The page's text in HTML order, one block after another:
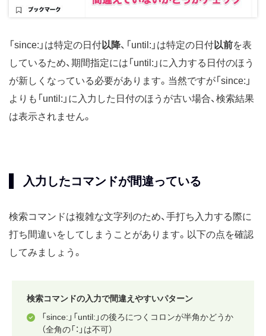
「since:」は特定の日付以降、「until:」は特定の日付以前を表
しているため、期間指定には「until:」に入力する日付のほう
が新しくなっている必要があります。当然ですが「since:」
よりも「until:」に入力した日付のほうが古い場合、検索結果
は表示されません。
入力したコマンドが間違っている
検索コマンドは複雑な文字列のため、手打ち入力する際に
打ち間違いをしてしまうことがあります。以下の点を確認
してみましょう。
検索コマンドの入力で間違えやすいパターン
「since:」「until:」の後ろにつくコロンが半角かどうか
（全角の「：」は不可）